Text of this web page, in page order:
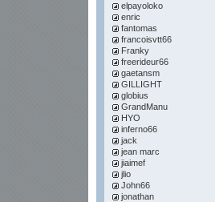
elpayoloko
enric
fantomas
francoisvtt66
Franky
freerideur66
gaetansm
GILLIGHT
globius
GrandManu
HYO
inferno66
jack
jean marc
jiaimef
jlio
John66
jonathan